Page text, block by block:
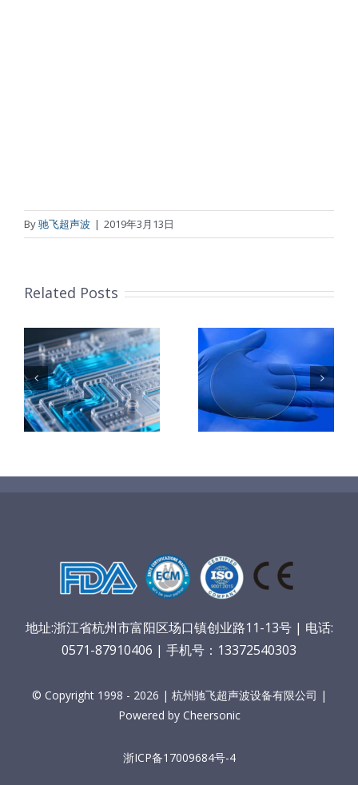
By驰飞超声波 | 2019年3月13日
Related Posts
超声波喷涂
TiO₂涂层
PET石墨烯保
护膜特性和应
用
地址:浙江省杭州市富阳区场口镇创业路11-13号 | 电话:
0571-87910406 | 手机号：13372540303
© Copyright 1998 - 2026 | 杭州驰飞超声波设备有限公司 |
Powered by Cheersonic
浙ICP备17009684号-4